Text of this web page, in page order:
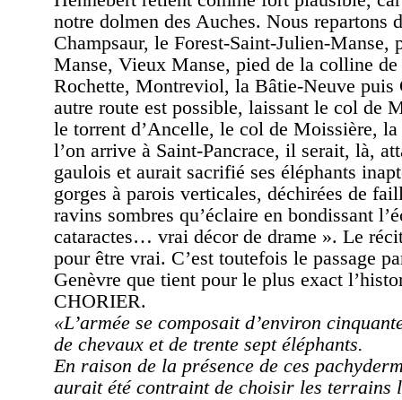
notre dolmen des Auches. Nous repartons
Champsaur, le Forest-Saint-Julien-Manse,
Manse, Vieux Manse, pied de la colline
Rochette, Montreviol, la Bâtie-Neuve puis
autre route est possible, laissant le col de
le torrent d’Ancelle, le col de Moissière, la
l’on arrive à Saint-Pancrace, il serait, là,
gaulois et aurait sacrifié ses éléphants
gorges à parois verticales, déchirées de
ravins sombres qu’éclaire en bondissant
cataractes… vrai décor de drame ». Le
pour être vrai. C’est toutefois le passage
Genèvre que tient pour le plus exact
CHORIER.
«L’armée se composait d’environ
de chevaux et de trente sept éléphants.
En raison de la présence de ces
aurait été contraint de choisir les terrains